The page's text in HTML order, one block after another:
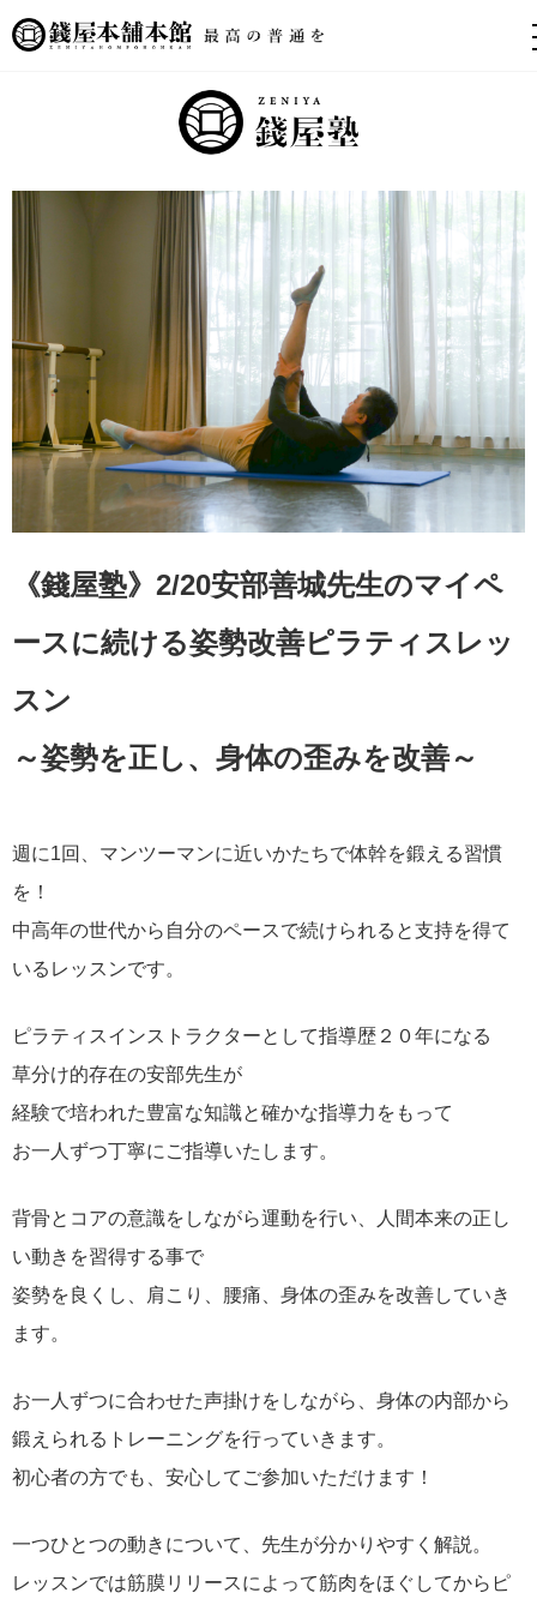
《錢屋塾》2/20安部善城先生のマイペ
ースに続ける姿勢改善ピラティスレッ
スン
～姿勢を正し、身体の歪みを改善～
週に1回、マンツーマンに近いかたちで体幹を鍛える習慣
を！
中高年の世代から自分のペースで続けられると支持を得て
いるレッスンです。
ピラティスインストラクターとして指導歴２０年になる
草分け的存在の安部先生が
経験で培われた豊富な知識と確かな指導力をもって
お一人ずつ丁寧にご指導いたします。
背骨とコアの意識をしながら運動を行い、人間本来の正し
い動きを習得する事で
姿勢を良くし、肩こり、腰痛、身体の歪みを改善していき
ます。
お一人ずつに合わせた声掛けをしながら、身体の内部から
鍛えられるトレーニングを行っていきます。
初心者の方でも、安心してご参加いただけます！
一つひとつの動きについて、先生が分かりやすく解説。
レッスンでは筋膜リリースによって筋肉をほぐしてからピ